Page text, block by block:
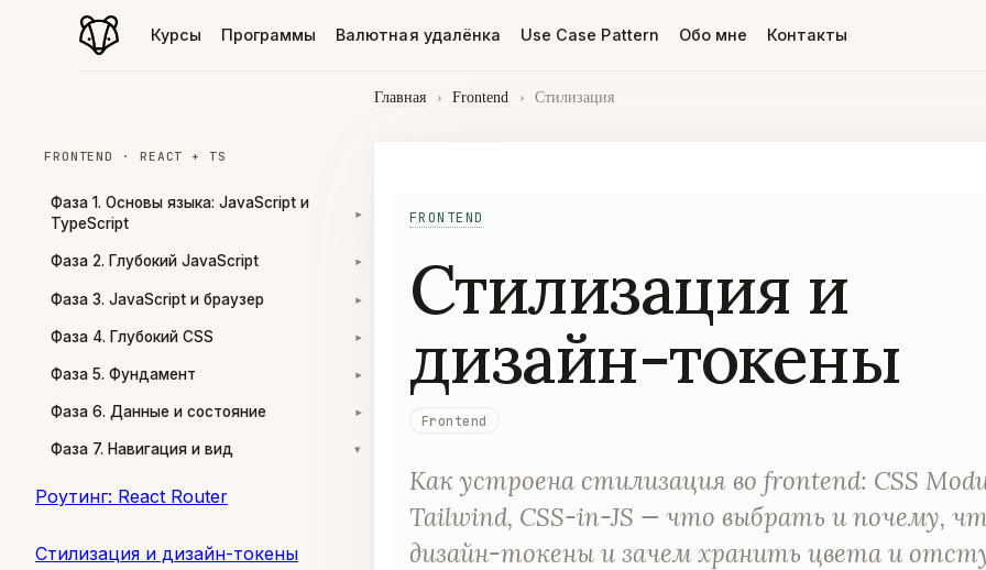
Курсы Программы Валютная удалёнка Use Case Pattern Обо мне Контакты
FRONTEND · REACT + TS
Фаза 1. Основы языка: JavaScript и
TypeScript
▾
Фаза 2. Глубокий JavaScript ▾
Фаза 3. JavaScript и браузер ▾
Фаза 4. Глубокий CSS ▾
Фаза 5. Фундамент ▾
Фаза 6. Данные и состояние ▾
Фаза 7. Навигация и вид ▾
Роутинг: React Router
Стилизация и дизайн-токены
Главная › Frontend › Стилизация
FRONTEND
Стилизация и
дизайн-токены
Frontend
Как устроена стилизация во frontend: CSS
Tailwind, CSS-in-JS — что выбрать и почему,
дизайн-токены и зачем хранить цвета и